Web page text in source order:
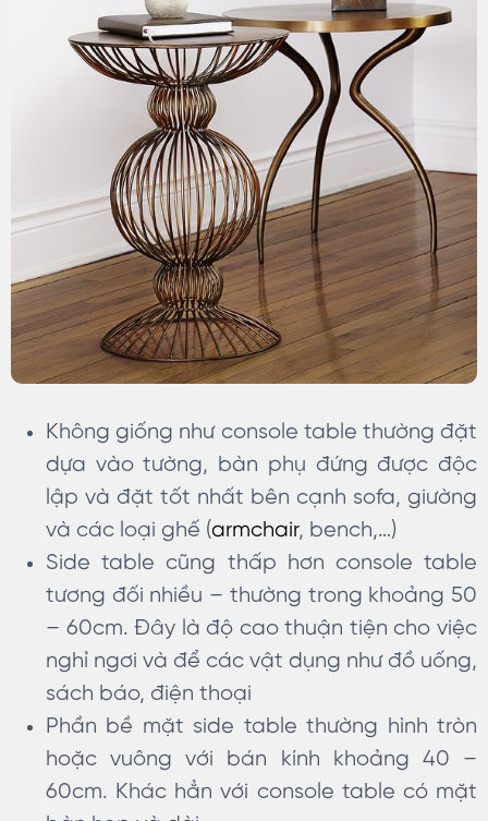
Không giống như console table thường đặt
dựa vào tường, bàn phụ đứng được độc
lập và đặt tốt nhất bên cạnh sofa, giường
và các loại ghế (armchair, bench,…)
Side table cũng thấp hơn console table
tương đối nhiều – thường trong khoảng 50
– 60cm. Đây là độ cao thuận tiện cho việc
nghỉ ngơi và để các vật dụng như đồ uống,
sách báo, điện thoại
Phần bề mặt side table thường hình tròn
hoặc vuông với bán kính khoảng 40 –
60cm. Khác hẳn với console table có mặt